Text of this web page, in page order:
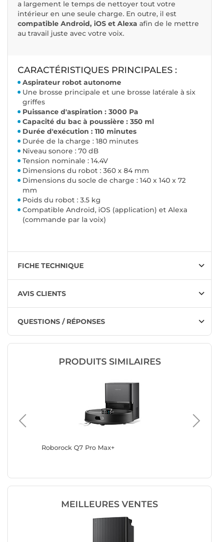
a largement le temps de nettoyer tout votre
intérieur en une seule charge. En outre, il est
compatible Android, iOS et Alexa afin de le mettre
au travail juste avec votre voix.
CARACTÉRISTIQUES PRINCIPALES :
Aspirateur robot autonome
Une brosse principale et une brosse latérale à six
griffes
Puissance d'aspiration : 3000 Pa
Capacité du bac à poussière : 350 ml
Durée d'exécution : 110 minutes
Durée de la charge : 180 minutes
Niveau sonore : 70 dB
Tension nominale : 14.4V
Dimensions du robot : 360 x 84 mm
Dimensions du socle de charge : 140 x 140 x 72
mm
Poids du robot : 3.5 kg
Compatible Android, iOS (application) et Alexa
(commande par la voix)
FICHE TECHNIQUE
AVIS CLIENTS
QUESTIONS / RÉPONSES
PRODUITS SIMILAIRES
Roborock Q7 Pro Max+
MEILLEURES VENTES